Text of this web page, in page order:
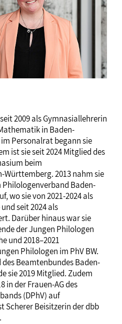
2009 als Gymnasiallehrerin
in Baden-
Personalrat begann sie
ist sie seit 2024 Mitglied des
beim
2013 nahm sie
Baden-
wo sie von 2021-2024 als
seit 2024 als
Darüber hinaus war sie
der Jungen Philologen
und 2018–2021
Philologen im PhV BW.
Beamtenbundes Baden-
sie 2019 Mitglied. Zudem
in der Frauen-AG des
(DPhV) auf
Scherer Beisitzerin der dbb